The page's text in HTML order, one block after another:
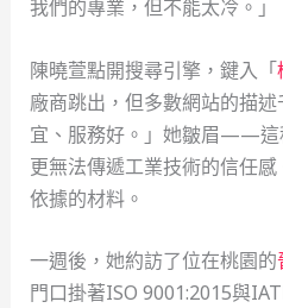
我們的專業，但不能太冷。」
陳曉萱點開搜尋引擎，鍵入「
廠商跳出，但多數網站的描
宜、服務好。」她皺眉——這
更無法傳遞工業技術的信任
依據的材料。
一週後，她約訪了位在桃園的
門口掛著ISO 9001:2015與